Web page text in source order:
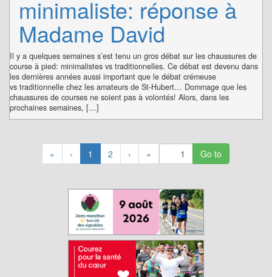
minimaliste: réponse à
Madame David
Il y a quelques semaines s’est tenu un gros débat sur les chaussures de
course à pied: minimalistes vs traditionnelles. Ce débat est devenu dans
les dernières années aussi important que le débat crémeuse
vs traditionnelle chez les amateurs de St-Hubert… Dommage que les
chaussures de courses ne soient pas à volontés! Alors, dans les
prochaines semaines, […]
« ‹ 1
c
r
r
e
n
t
)
2 › »